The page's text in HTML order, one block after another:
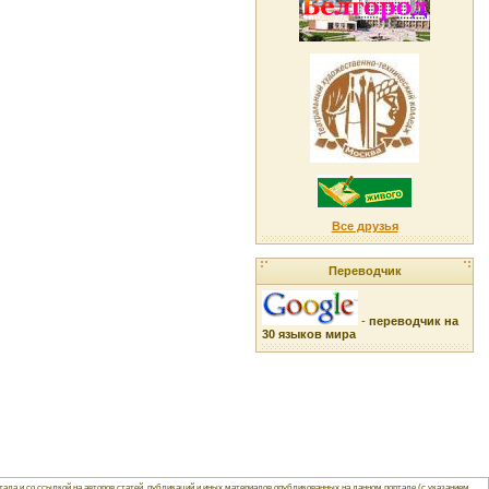
Все друзья
Переводчик
- переводчик на
30 языков мира